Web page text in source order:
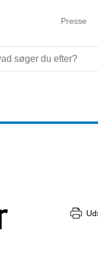
Presse